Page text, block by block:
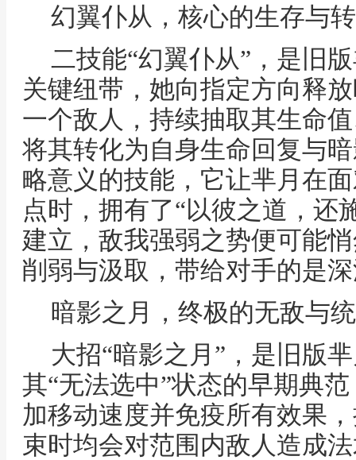
幻翼仆从，核心的生存与
二技能“幻翼仆从”，是旧
关键纽带，她向指定方向释
一个敌人，持续抽取其生命
将其转化为自身生命回复与
略意义的技能，它让芈月在
点时，拥有了“以彼之道，还
建立，敌我强弱之势便可能
削弱与汲取，带给对手的是
暗影之月，终极的无敌与
大招“暗影之月”，是旧版
其“无法选中”状态的早期典
加移动速度并免疫所有效果
束时均会对范围内敌人造成